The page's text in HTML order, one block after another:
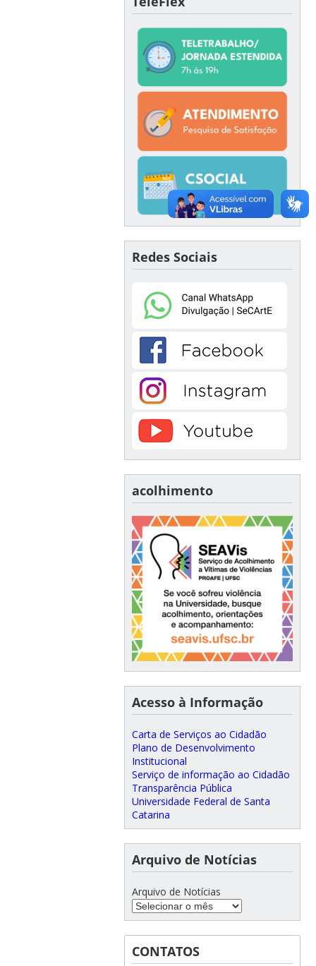
Redes Sociais
acolhimento
Acesso à Informação
Carta de Serviços ao Cidadão
Plano de Desenvolvimento
Institucional
Serviço de informação ao Cidadão
Transparência Pública
Universidade Federal de Santa
Catarina
Arquivo de Notícias
Arquivo de Notícias
CONTATOS